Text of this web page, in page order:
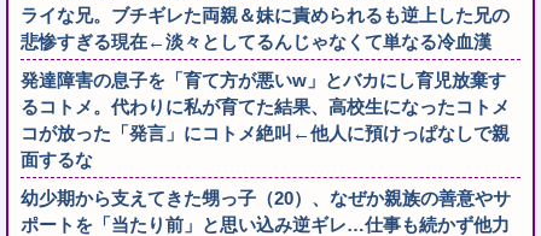
ライな兄。ブチギレた両親＆妹に責められるも逆上した兄の
悲惨すぎる現在←淡々としてるんじゃなくて単なる冷血漢
発達障害の息子を「育て方が悪いw」とバカにし育児放棄す
るコトメ。代わりに私が育てた結果、高校生になったコトメ
コが放った「発言」にコトメ絶叫←他人に預けっぱなしで親
面するな
幼少期から支えてきた甥っ子（20）、なぜか親族の善意やサ
ポートを「当たり前」と思い込み逆ギレ…仕事も続かず他力